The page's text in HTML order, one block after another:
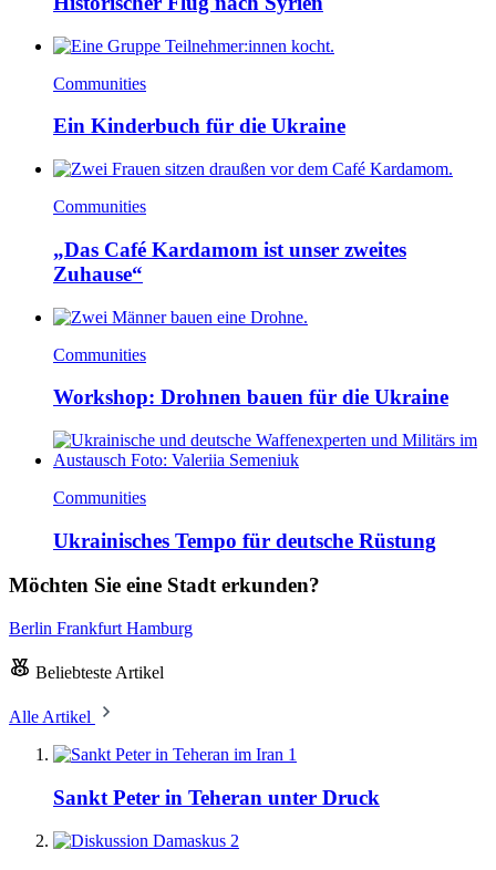
Communities
Ein Kinderbuch für die Ukraine
Communities
„Das Café Kardamom ist unser zweites
Zuhause“
Communities
Workshop: Drohnen bauen für die Ukraine
Communities
Ukrainisches Tempo für deutsche Rüstung
Möchten Sie eine Stadt erkunden?
Berlin Frankfurt Hamburg
Beliebteste Artikel
Alle Artikel
1
Sankt Peter in Teheran unter Druck
2